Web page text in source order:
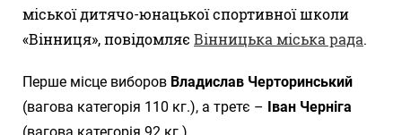
міської дитячо-юнацької спортивної школи
«Вінниця», повідомляє Вінницька міська рада.
Перше місце виборов Владислав Черторинський
(вагова категорія 110 кг.), а третє – Іван Черніга